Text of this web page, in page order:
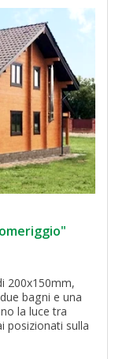
200x150mm,
bagni e una
la luce tra
posizionati sulla